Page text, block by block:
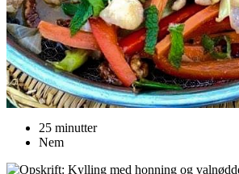
25 minutter
Nem